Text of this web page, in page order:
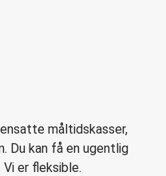
måltidskasser,
Du kan få en ugentlig
er fleksible.